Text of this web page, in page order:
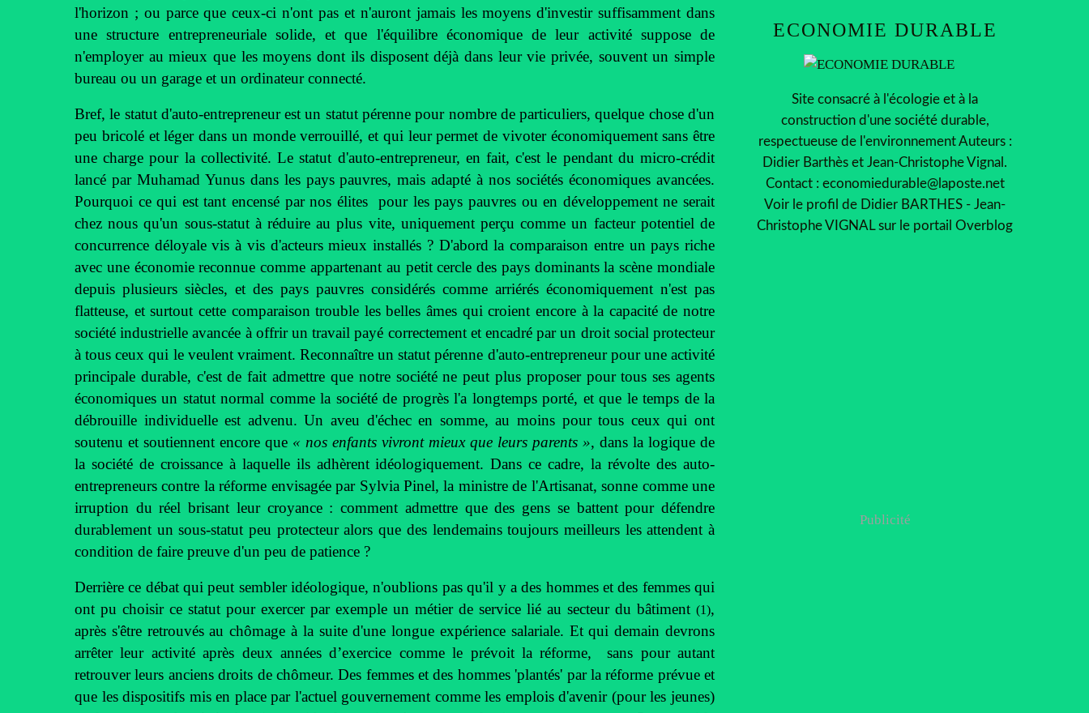
l'horizon ; ou parce que ceux-ci n'ont pas et n'auront jamais les moyens d'investir suffisamment dans
une structure entrepreneuriale solide, et que l'équilibre économique de leur activité suppose de
n'employer au mieux que les moyens dont ils disposent déjà dans leur vie privée, souvent un simple
bureau ou un garage et un ordinateur connecté.
Bref, le statut d'auto-entrepreneur est un statut pérenne pour nombre de particuliers, quelque chose d'un
peu bricolé et léger dans un monde verrouillé, et qui leur permet de vivoter économiquement sans être
une charge pour la collectivité. Le statut d'auto-entrepreneur, en fait, c'est le pendant du micro-crédit
lancé par Muhamad Yunus dans les pays pauvres, mais adapté à nos sociétés économiques avancées.
Pourquoi ce qui est tant encensé par nos élites pour les pays pauvres ou en développement ne serait
chez nous qu'un sous-statut à réduire au plus vite, uniquement perçu comme un facteur potentiel de
concurrence déloyale vis à vis d'acteurs mieux installés ? D'abord la comparaison entre un pays riche
avec une économie reconnue comme appartenant au petit cercle des pays dominants la scène mondiale
depuis plusieurs siècles, et des pays pauvres considérés comme arriérés économiquement n'est pas
flatteuse, et surtout cette comparaison trouble les belles âmes qui croient encore à la capacité de notre
société industrielle avancée à offrir un travail payé correctement et encadré par un droit social protecteur
à tous ceux qui le veulent vraiment. Reconnaître un statut pérenne d'auto-entrepreneur pour une activité
principale durable, c'est de fait admettre que notre société ne peut plus proposer pour tous ses agents
économiques un statut normal comme la société de progrès l'a longtemps porté, et que le temps de la
débrouille individuelle est advenu. Un aveu d'échec en somme, au moins pour tous ceux qui ont
soutenu et soutiennent encore que « nos enfants vivront mieux que leurs parents », dans la logique de
la société de croissance à laquelle ils adhèrent idéologiquement. Dans ce cadre, la révolte des auto-
entrepreneurs contre la réforme envisagée par Sylvia Pinel, la ministre de l'Artisanat, sonne comme une
irruption du réel brisant leur croyance : comment admettre que des gens se battent pour défendre
durablement un sous-statut peu protecteur alors que des lendemains toujours meilleurs les attendent à
condition de faire preuve d'un peu de patience ?
Derrière ce débat qui peut sembler idéologique, n'oublions pas qu'il y a des hommes et des femmes qui
ont pu choisir ce statut pour exercer par exemple un métier de service lié au secteur du bâtiment (1),
après s'être retrouvés au chômage à la suite d'une longue expérience salariale. Et qui demain devrons
arrêter leur activité après deux années d’exercice comme le prévoit la réforme, sans pour autant
retrouver leurs anciens droits de chômeur. Des femmes et des hommes 'plantés' par la réforme prévue et
que les dispositifs mis en place par l'actuel gouvernement comme les emplois d'avenir (pour les jeunes)
ECONOMIE DURABLE
Site consacré à l'écologie et à la
construction d'une société durable,
respectueuse de l'environnement Auteurs :
Didier Barthès et Jean-Christophe Vignal.
Contact : economiedurable@laposte.net
Voir le profil de Didier BARTHES - Jean-
Christophe VIGNALsur le portail Overblog
Publicité